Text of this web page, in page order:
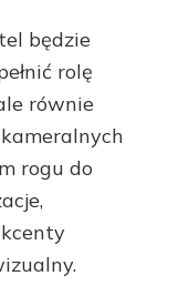
będzie
rolę
równie
rogu do